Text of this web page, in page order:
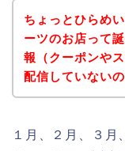
ちょっとひらめ
ーツのお店って
報（クーポンや
配信していないの
１月、２月、３月